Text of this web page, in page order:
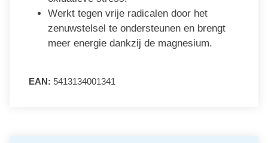
Werkt tegen vrije radicalen door het
zenuwstelsel te ondersteunen en brengt
meer energie dankzij de magnesium.
EAN: 5413134001341